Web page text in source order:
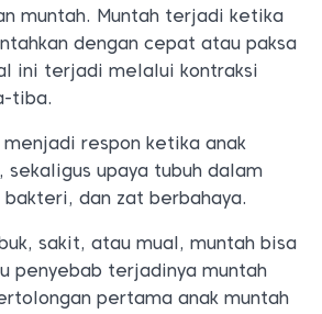
muntah. Muntah terjadi ketika
dengan cepat atau paksa
ini terjadi melalui kontraksi
tiba.
menjadi respon ketika anak
sekaligus upaya tubuh dalam
bakteri, dan zat berbahaya.
sakit, atau mual, muntah bisa
penyebab terjadinya muntah
pertama anak muntah